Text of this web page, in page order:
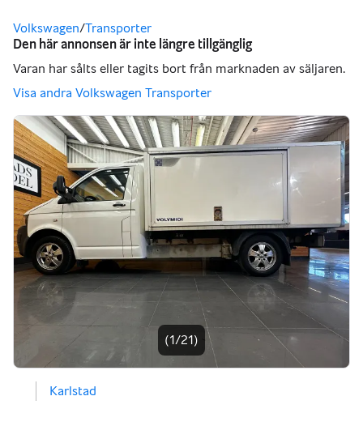
Du är här
Volkswagen/Transporter
Bildgalleri
(1/21)
Karlstad